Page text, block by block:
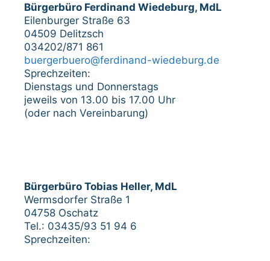
Bürgerbüro Ferdinand Wiedeburg, MdL
Eilenburger Straße 63
04509 Delitzsch
034202/871 861
buergerbuero@ferdinand-wiedeburg.de
Sprechzeiten:
Dienstags und Donnerstags
jeweils von 13.00 bis 17.00 Uhr
(oder nach Vereinbarung)
Bürgerbüro Tobias Heller, MdL
Wermsdorfer Straße 1
04758 Oschatz
Tel.: 03435/93 51 94 6
Sprechzeiten: